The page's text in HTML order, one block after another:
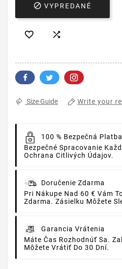
 VYPREDANÉ
 
Size Guide Write your
100 % Bezpečná Platba
Bezpečné Spracovanie
Ochrana Citlivých Údajov.
Doručenie Zdarma
Pri Nákupe Nad 60 € Vám
Zdarma. Zásielku Môžete
Garancia Vrátenia
Máte Čas Rozhodnúť Sa.
Môžete Vrátiť Do 30 Dní.